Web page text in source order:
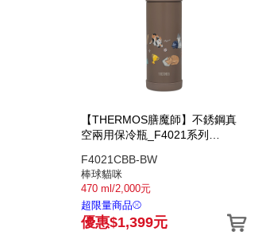
【THERMOS膳魔師】不銹鋼真
空兩用保冷瓶_F4021系列
F4021CBB-BW
棒球貓咪
470 ml/2,000元
超限量商品⚾
優惠$1,399元